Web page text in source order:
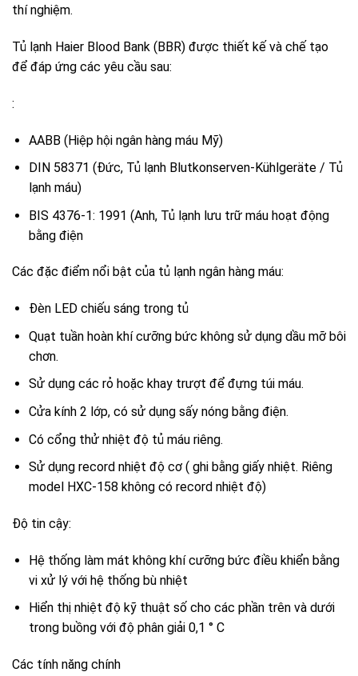
thí nghiệm.
Tủ lạnh Haier Blood Bank (BBR) được thiết kế và chế tạo
để đáp ứng các yêu cầu sau:
:
AABB (Hiệp hội ngân hàng máu Mỹ)
DIN 58371 (Đức, Tủ lạnh Blutkonserven-Kühlgeräte / Tủ
lạnh máu)
BIS 4376-1: 1991 (Anh, Tủ lạnh lưu trữ máu hoạt động
bằng điện
Các đặc điểm nổi bật của tủ lạnh ngân hàng máu:
Đèn LED chiếu sáng trong tủ
Quạt tuần hoàn khí cưỡng bức không sử dụng dầu mỡ bôi
chơn.
Sử dụng các rỏ hoặc khay trượt để đựng túi máu.
Cửa kính 2 lớp, có sử dụng sấy nóng bằng điện.
Có cổng thử nhiệt độ tủ máu riêng.
Sử dụng record nhiệt độ cơ ( ghi bằng giấy nhiệt. Riêng
model HXC-158 không có record nhiệt độ)
Độ tin cậy:
Hệ thống làm mát không khí cưỡng bức điều khiển bằng
vi xử lý với hệ thống bù nhiệt
Hiển thị nhiệt độ kỹ thuật số cho các phần trên và dưới
trong buồng với độ phân giải 0,1 ° C
Các tính năng chính